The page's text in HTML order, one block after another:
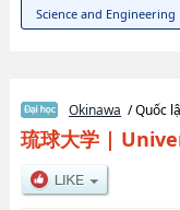
Science and Engineering
Okinawa / Quốc
琉球大学|